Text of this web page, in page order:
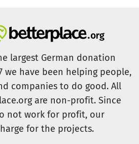
largest German donation
we have been helping people,
companies to do good. All
are non-profit. Since
not work for profit, our
for the projects.